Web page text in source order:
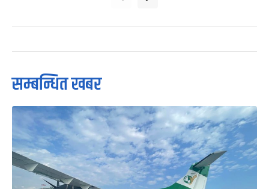
सम्बन्धित खबर